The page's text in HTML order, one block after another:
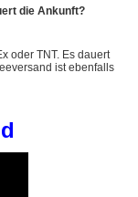
die Ankunft?
oder TNT. Es dauert
ist ebenfalls